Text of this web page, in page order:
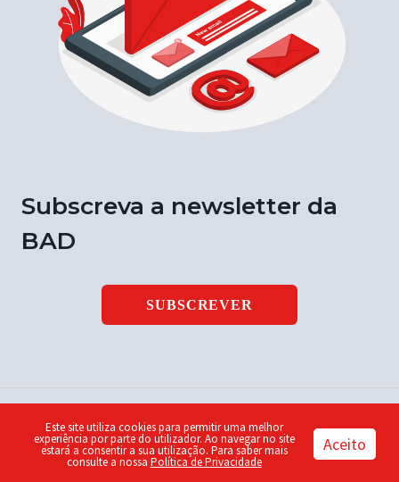
Subscreva a newsletter da
BAD
SUBSCREVER
© 2026 Notícia BAD | ISSN 1646-9003 | Design by Piu
Este site utiliza cookies para permitir uma melhor
experiência por parte do utilizador. Ao navegar no site
estará a consentir a sua utilização. Para saber mais
consulte a nossa Política de Privacidade
Aceito